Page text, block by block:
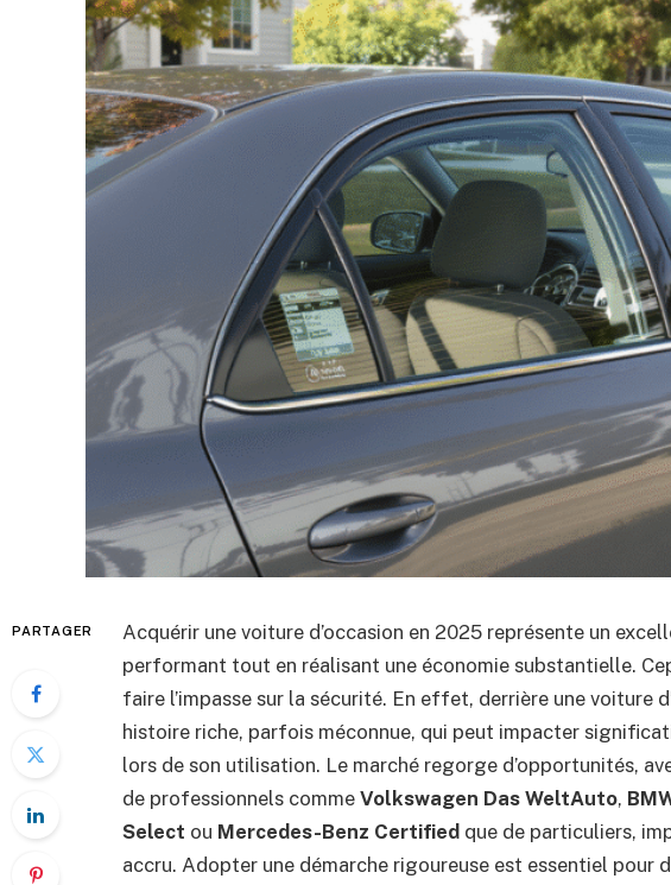
PARTAGER
Acquérir une voiture d’occasion en 2025 représente un
performant tout en réalisant une économie substantielle.
faire l’impasse sur la sécurité. En effet, derrière une voiture
histoire riche, parfois méconnue, qui peut impacter
lors de son utilisation. Le marché regorge d’opportunités,
de professionnels comme Volkswagen Das WeltAuto,
Select ou Mercedes-Benz Certified que de particuliers,
accru. Adopter une démarche rigoureuse est essentiel pour